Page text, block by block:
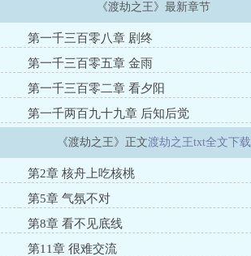
《渡劫之王》最新章节
第一千三百零八章 剧终
第一千三百零五章 金雨
第一千三百零二章 看夕阳
第一千两百九十九章 后知后觉
《渡劫之王》正文渡劫之王txt全文下载
第2章 核舟上吃核桃
第5章 气氛不对
第8章 看不见底线
第11章 很难交流